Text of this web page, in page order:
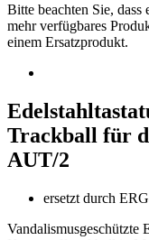
Bitte beachten Sie,
mehr verfügbares
einem Ersatzprodukt.
Trackball für
AUT/2
ersetzt durch
Vandalismusgeschützte